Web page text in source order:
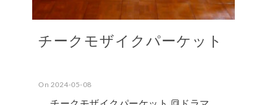
チークモザイクパーケット
On 2024-05-08